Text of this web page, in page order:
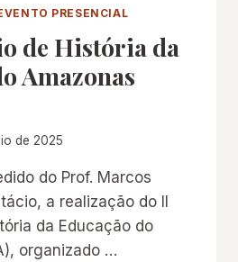
PRESENCIAL
de História da
Amazonas
de 2025
do Prof. Marcos
a realização do II
da Educação do
organizado …